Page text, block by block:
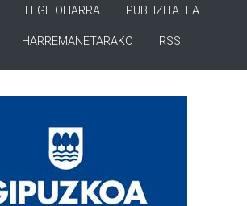
LEGE OHARRA PUBLIZITATEA
HARREMANETARAKO RSS